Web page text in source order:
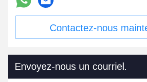
Contactez-nous
Envoyez-nous un courriel.